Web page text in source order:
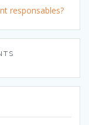
responsables?